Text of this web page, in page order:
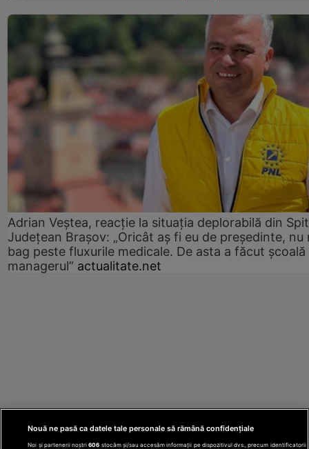
Adrian Veștea, reacție la situația deplorabilă din
Județean Brașov: „Oricât aș fi eu de președinte, nu
bag peste fluxurile medicale. De asta a făcut școală
managerul” actualitate.net
Nouă ne pasă ca datele tale personale să rămână confidențiale
Noi și partenerii noștri606 stocăm și/sau accesăm informații pe dispozitivul dvs., precum identificatorii